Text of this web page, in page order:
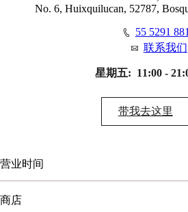
No. 6, Huixquilucan, 52787,
55 5291
联系我们
星期五: 11:00 -
带我去这里
营业时间
商店